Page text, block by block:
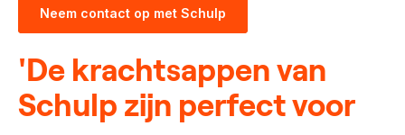
Neem contact op met Schulp
'De krachtsappen van
Schulp zijn perfect voor